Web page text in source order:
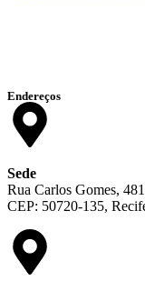
Endereços
Sede
Rua Carlos Gomes,
CEP: 50720-135,